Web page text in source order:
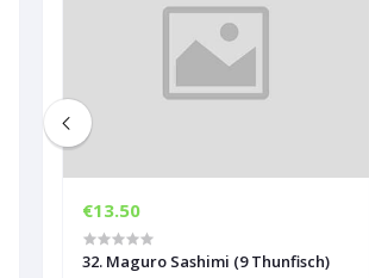
€13.50
32. Maguro Sashimi (9 Thunfisch)